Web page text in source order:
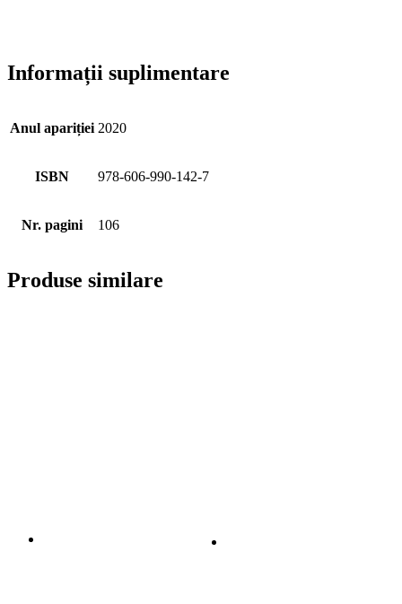
Informații suplimentare
Anul apariției 2020
ISBN 978-606-990-142-7
Nr. pagini 106
Produse similare